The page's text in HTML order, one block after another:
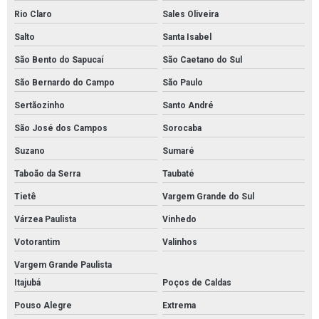
Revestimento uretano autonivelante
Revestimento uretano preço
Tratamento de junta de dilatação
Tratamento de junta de dilatação em piso
Tratamento junta de dilatação estrutural
Tratamento lábio polimérico
Valor pintura poliuretano
Empresa de pintura epóxi para estacionamento
Serviço de pintura epóxi para estacionamento
Serviço de pintura epóxi para estacionamento em sp
Pintura de piso industrial em são paulo
Pintura de piso industrial em sp
Rio Claro Sales Oliveira
Salto Santa Isabel
São Bento do Sapucaí São Caetano do Sul
São Bernardo do Campo São Paulo
Sertãozinho Santo André
São José dos Campos Sorocaba
Suzano Sumaré
Taboão da Serra Taubaté
Tietê Vargem Grande do Sul
Várzea Paulista Vinhedo
Votorantim Valinhos
Vargem Grande Paulista
Itajubá
Poços de Caldas
Pouso Alegre Extrema